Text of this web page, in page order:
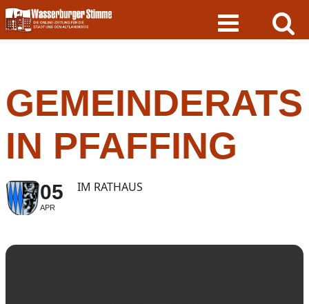
Skip
to
content
IN PFAFFING
05
APR
IM RATHAUS